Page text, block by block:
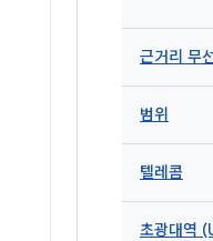
근거리 무
범위
텔레콤
초광대역